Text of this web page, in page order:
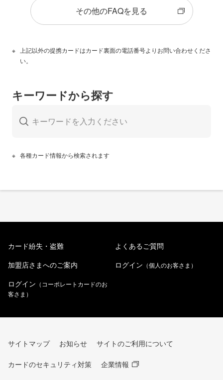
その他のFAQを見る
上記以外の提携カードはカード裏面の電話番号よりお問い合わせくださ
い。
キーワードから探す
各種カード情報から検索されます
カード紛失・盗難
よくあるご質問
加盟店さまへのご案内
ログイン （個人のお客さま）
ログイン （コーポレートカードのお
客さま）
サイトマップ お知らせ サイトのご利用について
カードのセキュリティ対策 企業情報